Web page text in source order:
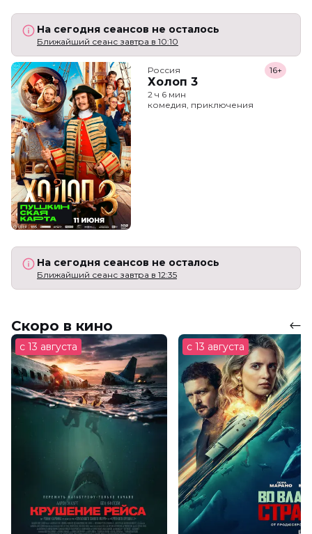
На сегодня сеансов не осталось
Ближайший сеанс завтра в 10:10
Россия
Холоп 3
16+
2 ч 6 мин
комедия, приключения
На сегодня сеансов не осталось
Ближайший сеанс завтра в 12:35
Скоро в кино
с 13 августа с 13 августа